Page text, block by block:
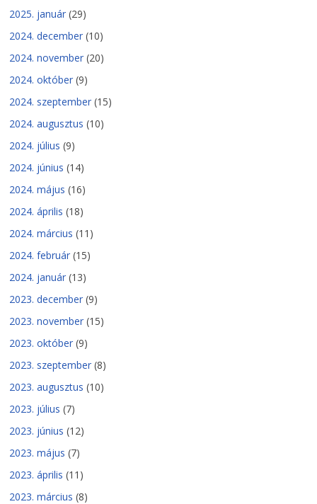
2025. január (29)
2024. december (10)
2024. november (20)
2024. október (9)
2024. szeptember (15)
2024. augusztus (10)
2024. július (9)
2024. június (14)
2024. május (16)
2024. április (18)
2024. március (11)
2024. február (15)
2024. január (13)
2023. december (9)
2023. november (15)
2023. október (9)
2023. szeptember (8)
2023. augusztus (10)
2023. július (7)
2023. június (12)
2023. május (7)
2023. április (11)
2023. március (8)